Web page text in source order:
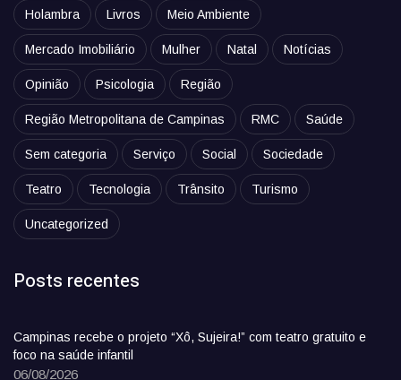
Holambra Livros Meio Ambiente
Mercado Imobiliário Mulher Natal Notícias
Opinião Psicologia Região
Região Metropolitana de Campinas RMC Saúde
Sem categoria Serviço Social Sociedade
Teatro Tecnologia Trânsito Turismo
Uncategorized
Posts recentes
Campinas recebe o projeto “Xô, Sujeira!” com teatro gratuito e
foco na saúde infantil
06/08/2026